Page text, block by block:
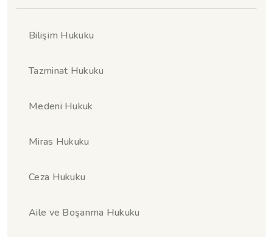
Bilişim Hukuku
Tazminat Hukuku
Medeni Hukuk
Miras Hukuku
Ceza Hukuku
Aile ve Boşanma Hukuku